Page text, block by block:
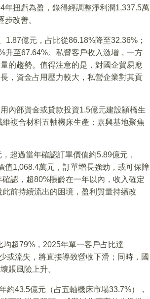
年扭虧為盈，錄得經調整淨利潤1,337.5萬
改善。
億元，占比從86.18%降至32.36%；
升至67.64%。私營客戶收入激增，一方
的趨勢。值得注意的是，對國企貿易應
，資金占用壓力較大，私營企業對其貢
內部資金或貸款投資1.5億元建設顓橋生
複合材料五軸機床生產；嘉興基地聚焦
超過當年確認訂單價值約5.89億元，
值1,068.4萬元，訂單增長強勁，或可保障
認，超80%賬齡在一年以內，收入確定
前持續流出的困境，盈利質量持續改
超79%，2025年單一客戶占比達
或流失，將直接導致營收下滑；同時，國
賬風險上升。
約43.5億元（占五軸機床市場33.7%），